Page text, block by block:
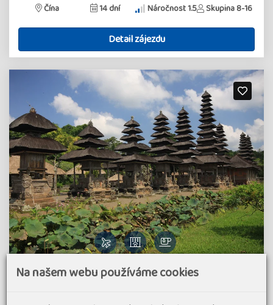
Čína 14 dní Náročnost 1.5 Skupina 8-16
Detail zájezdu
Bali - ostrov bohů s výletem na Lembocké
Na našem webu používáme cookies